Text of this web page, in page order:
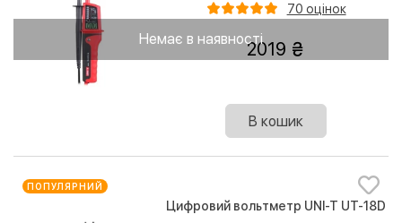
Немає в наявності
70 оцінок
2019
В кошик
ПОПУЛЯРНИЙ
Цифровий вольтметр UNI-T UT-18D